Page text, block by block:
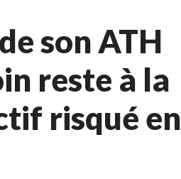
son ATH
reste à la
risqué en